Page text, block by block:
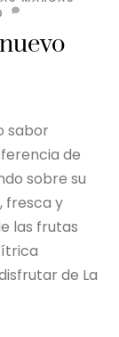
sabor
de
sobre su
fresca y
las frutas
de La